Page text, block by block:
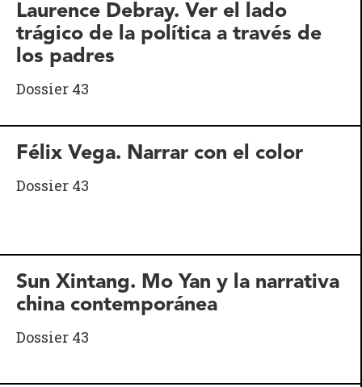
Laurence Debray. Ver el lado
trágico de la política a través de
los padres
Dossier 43
Félix Vega. Narrar con el color
Dossier 43
Sun Xintang. Mo Yan y la narrativa
china contemporánea
Dossier 43